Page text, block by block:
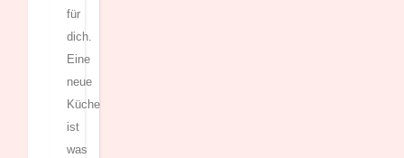
für
dich.
Eine
neue
Küche
ist
was